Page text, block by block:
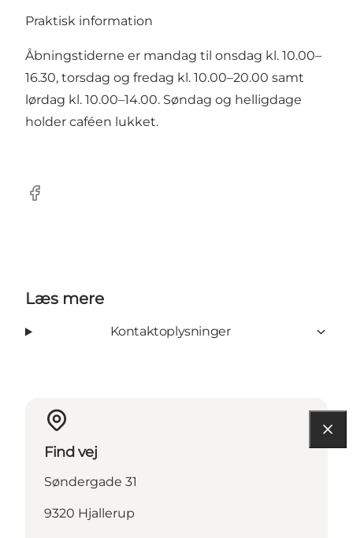
Praktisk information
Åbningstiderne er mandag til onsdag kl. 10.00–
16.30, torsdag og fredag kl. 10.00–20.00 samt
lørdag kl. 10.00–14.00. Søndag og helligdage
holder caféen lukket.
Facebook
Læs mere
Kontaktoplysninger
Find vej
Søndergade 31
9320 Hjallerup